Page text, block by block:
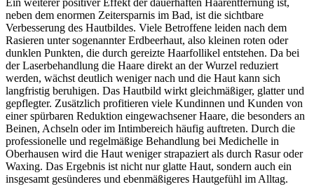
Ein weiterer positiver Effekt der dauerhaften Haarentfernung ist,
neben dem enormen Zeitersparnis im Bad, ist die sichtbare
Verbesserung des Hautbildes. Viele Betroffene leiden nach dem
Rasieren unter sogenannter Erdbeerhaut, also kleinen roten oder
dunklen Punkten, die durch gereizte Haarfollikel entstehen. Da bei
der Laserbehandlung die Haare direkt an der Wurzel reduziert
werden, wächst deutlich weniger nach und die Haut kann sich
langfristig beruhigen. Das Hautbild wirkt gleichmäßiger, glatter und
gepflegter. Zusätzlich profitieren viele Kundinnen und Kunden von
einer spürbaren Reduktion eingewachsener Haare, die besonders an
Beinen, Achseln oder im Intimbereich häufig auftreten. Durch die
professionelle und regelmäßige Behandlung bei Medichelle in
Oberhausen wird die Haut weniger strapaziert als durch Rasur oder
Waxing. Das Ergebnis ist nicht nur glatte Haut, sondern auch ein
insgesamt gesünderes und ebenmäßigeres Hautgefühl im Alltag.